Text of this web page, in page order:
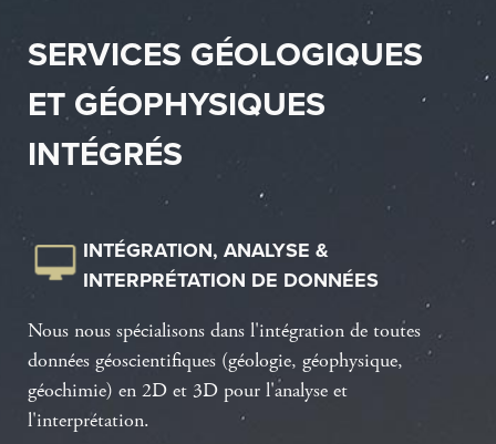
SERVICES GÉOLOGIQUES
ET GÉOPHYSIQUES
INTÉGRÉS
INTÉGRATION, ANALYSE &
INTERPRÉTATION DE DONNÉES
Nous nous spécialisons dans l'intégration de toutes
données géoscientifiques (géologie, géophysique,
géochimie) en 2D et 3D pour l'analyse et
l'interprétation.